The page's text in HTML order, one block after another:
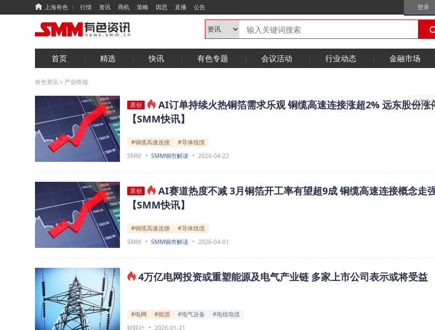
上海有色 行情 资讯 商机 策略 因思 直播 公告 登录
首页 精选 快讯 有色专题 会议活动 行业动态 金融市场
有色资讯> 产业终端
全部分
原创
AI订单持续火热铜箔需求乐观 铜缆高速连接涨超2% 远东股份涨
【SMM快讯】
#铜缆高速连接
#导体线缆
SMM
SMM铜市解读 2026-04-22
原创
AI赛道热度不减 3月铜箔开工率有望超9成 铜缆高速连接概念走
【SMM快讯】
#铜缆高速连接
#导体线缆
SMM
SMM铜市解读 2026-04-01
4万亿电网投资或重塑能源及电气产业链 多家上市公司表示或将受益
#电网 #能源 #电气设备
#电线电缆
财联社
2026-01-21